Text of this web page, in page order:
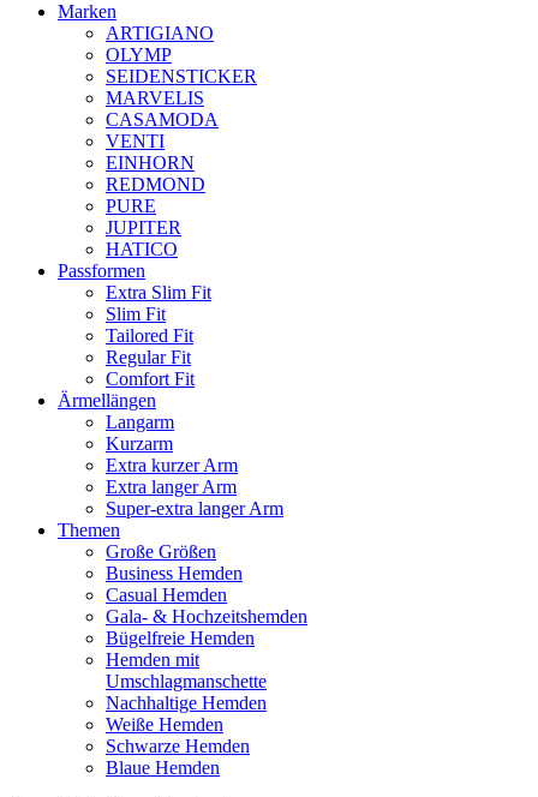
Marken
ARTIGIANO
OLYMP
SEIDENSTICKER
MARVELIS
CASAMODA
VENTI
EINHORN
REDMOND
PURE
JUPITER
HATICO
Passformen
Extra Slim Fit
Slim Fit
Tailored Fit
Regular Fit
Comfort Fit
Ärmellängen
Langarm
Kurzarm
Extra kurzer Arm
Extra langer Arm
Super-extra langer Arm
Themen
Große Größen
Business Hemden
Casual Hemden
Gala- & Hochzeitshemden
Bügelfreie Hemden
Hemden mit
Umschlagmanschette
Nachhaltige Hemden
Weiße Hemden
Schwarze Hemden
Blaue Hemden